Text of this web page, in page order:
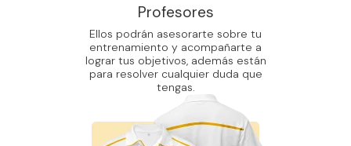
Profesores
Ellos podrán asesorarte sobre tu
entrenamiento y acompañarte a
lograr tus objetivos, además están
para resolver cualquier duda que
tengas.